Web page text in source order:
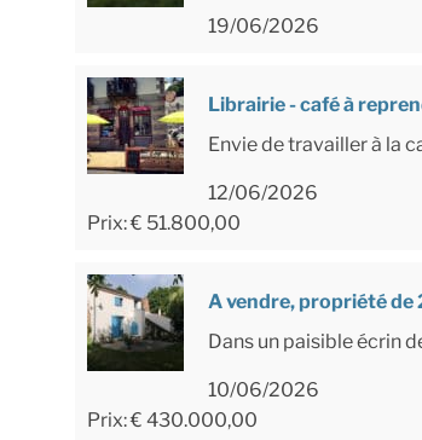
19/06/2026
Librairie - café à
Envie de travailler à la
12/06/2026
Prix: € 51.800,00
A vendre, propriété de
Dans un paisible écrin
10/06/2026
Prix: € 430.000,00